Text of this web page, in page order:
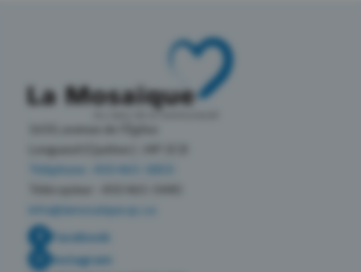
Longueuil (Québec) J4P 2C8
Téléphone : 450 465-1803
info@lamosaique.qc.ca
Facebook
Instagram